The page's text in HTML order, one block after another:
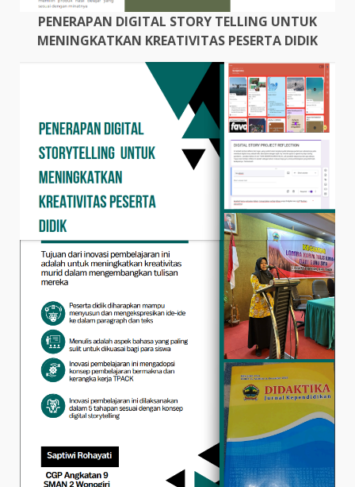
PENERAPAN DIGITAL STORY TELLING UNTUK
MENINGKATKAN KREATIVITAS PESERTA DIDIK